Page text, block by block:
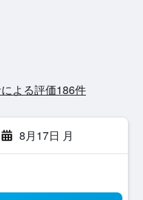
よる評価186​件
8月17日 月